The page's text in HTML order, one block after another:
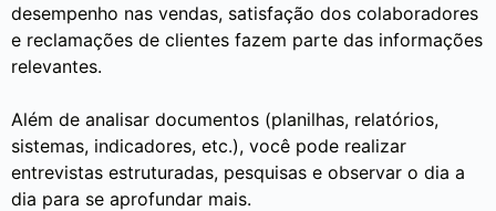
desempenho nas vendas, satisfação dos colaboradores
e reclamações de clientes fazem parte das informações
relevantes.
Além de analisar documentos (planilhas, relatórios,
sistemas, indicadores, etc.), você pode realizar
entrevistas estruturadas, pesquisas e observar o dia a
dia para se aprofundar mais.